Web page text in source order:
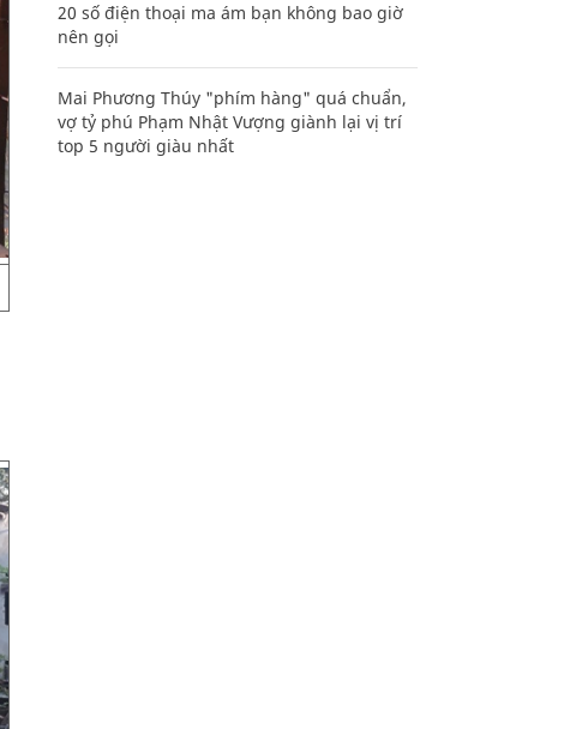
20 số điện thoại ma ám bạn không bao giờ
nên gọi
Mai Phương Thúy "phím hàng" quá chuẩn,
vợ tỷ phú Phạm Nhật Vượng giành lại vị trí
top 5 người giàu nhất